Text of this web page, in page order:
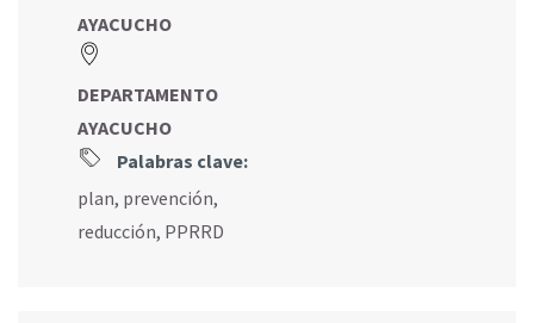
AYACUCHO
DEPARTAMENTO
AYACUCHO
Palabras clave:
plan, prevención,
reducción, PPRRD